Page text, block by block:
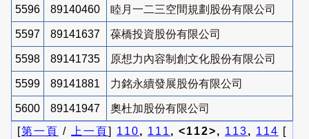
5596 89140460 睦月一二三空間規劃股份有限公司
5597 89141637 葆橋投資股份有限公司
5598 89141735 原想力內容制創文化股份有限公司
5599 89141881 力銘永續發展股份有限公司
5600 89141947
奧杜加股份有限公司
[第一頁 / 上一頁] 110, 111 , <112>, 113, 114 [